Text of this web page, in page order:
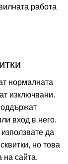
/70.00 €
работа
нормалната
изключвани.
вход в него.
да
но това
на сайта.